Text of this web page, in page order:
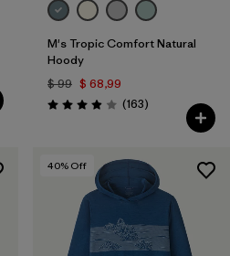
M's Tropic Comfort Natural
Hoody
$ 99 $ 68,99
Valoración: 3.9 / 5
(163Comentarios
)
40% Off